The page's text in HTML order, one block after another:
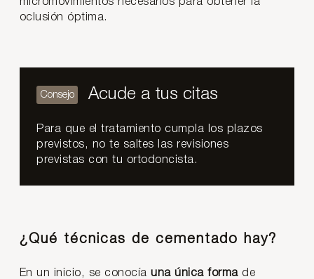
oclusión óptima.
Acude a tus citas
Para que el tratamiento cumpla los plazos
previstos, no te saltes las revisiones
previstas con tu ortodoncista.
¿Qué técnicas de cementado hay?
En un inicio, se conocía una única forma de